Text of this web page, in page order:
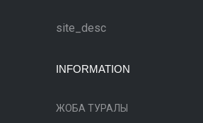
site_desc
INFORMATION
ЖОБА ТУРАЛЫ